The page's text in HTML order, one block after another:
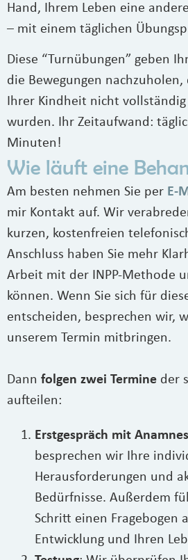
Hand, Ihrem Leben eine
– mit einem täglichen
Diese “Turnübungen” geben
die Bewegungen
Ihrer Kindheit nicht
wurden. Ihr Zeitaufwand:
Minuten!
Wie läuft eine
Am besten nehmen Sie per E-
mir Kontakt auf. Wir
kurzen, kostenfreien
Anschluss haben Sie mehr
Arbeit mit der INPP-Methode
können. Wenn Sie sich für
entscheiden, besprechen wir,
unserem Termin mitbringen.
Dann folgen zwei Termine der
aufteilen:
Erstgespräch mit
besprechen wir Ihre
Herausforderungen und
Bedürfnisse. Außerdem
Schritt einen Fragebogen
Entwicklung und Ihren